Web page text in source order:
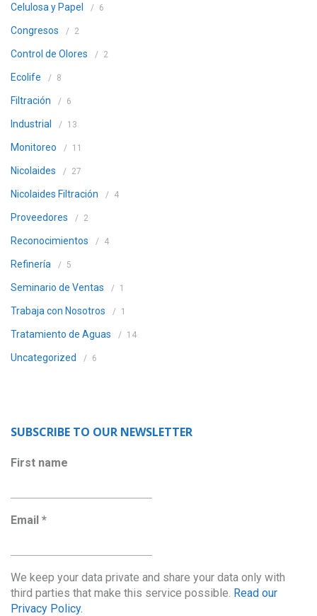
Celulosa y Papel 6
Congresos 2
Control de Olores 2
Ecolife 8
Filtración 6
Industrial 13
Monitoreo 11
Nicolaides 27
Nicolaides Filtración 4
Proveedores 2
Reconocimientos 4
Refinería 5
Seminario de Ventas 1
Trabaja con Nosotros 1
Tratamiento de Aguas 14
Uncategorized 6
SUBSCRIBE TO OUR NEWSLETTER
First name
Email *
We keep your data private and share your data only with
third parties that make this service possible. Read our
Privacy Policy.